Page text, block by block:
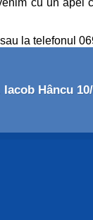
cu un apel
la telefonul
Hâncu